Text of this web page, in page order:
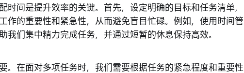
时间是提升效率的关键。首先，设定明确的目标和任务清单，
作的重要性和紧急性，从而避免盲目忙碌。例如，使用时间管
我们集中精力完成任务，并通过短暂的休息保持高效。
。在面对多项任务时，我们需要根据任务的紧急程度和重要性